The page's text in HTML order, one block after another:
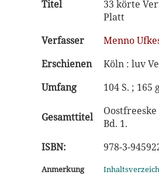
Titel
33 körte
Platt
Verfasser
Menno Ufkes
Erschienen
Köln : luv
Umfang
104 S. ; 165
Gesamttitel
Bd. 1.
ISBN:
978-3-
Anmerkung